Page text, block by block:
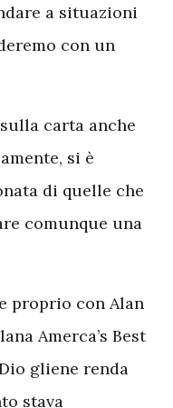
a situazioni
con un
carta anche
si è
di quelle che
comunque una
proprio con Alan
Amerca’s Best
gliene renda
stava